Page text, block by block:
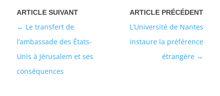
L’Université de Nantes
instaure la préférence
étrangère
Le transfert de
l’ambassade des États-
Unis à Jérusalem et ses
conséquences